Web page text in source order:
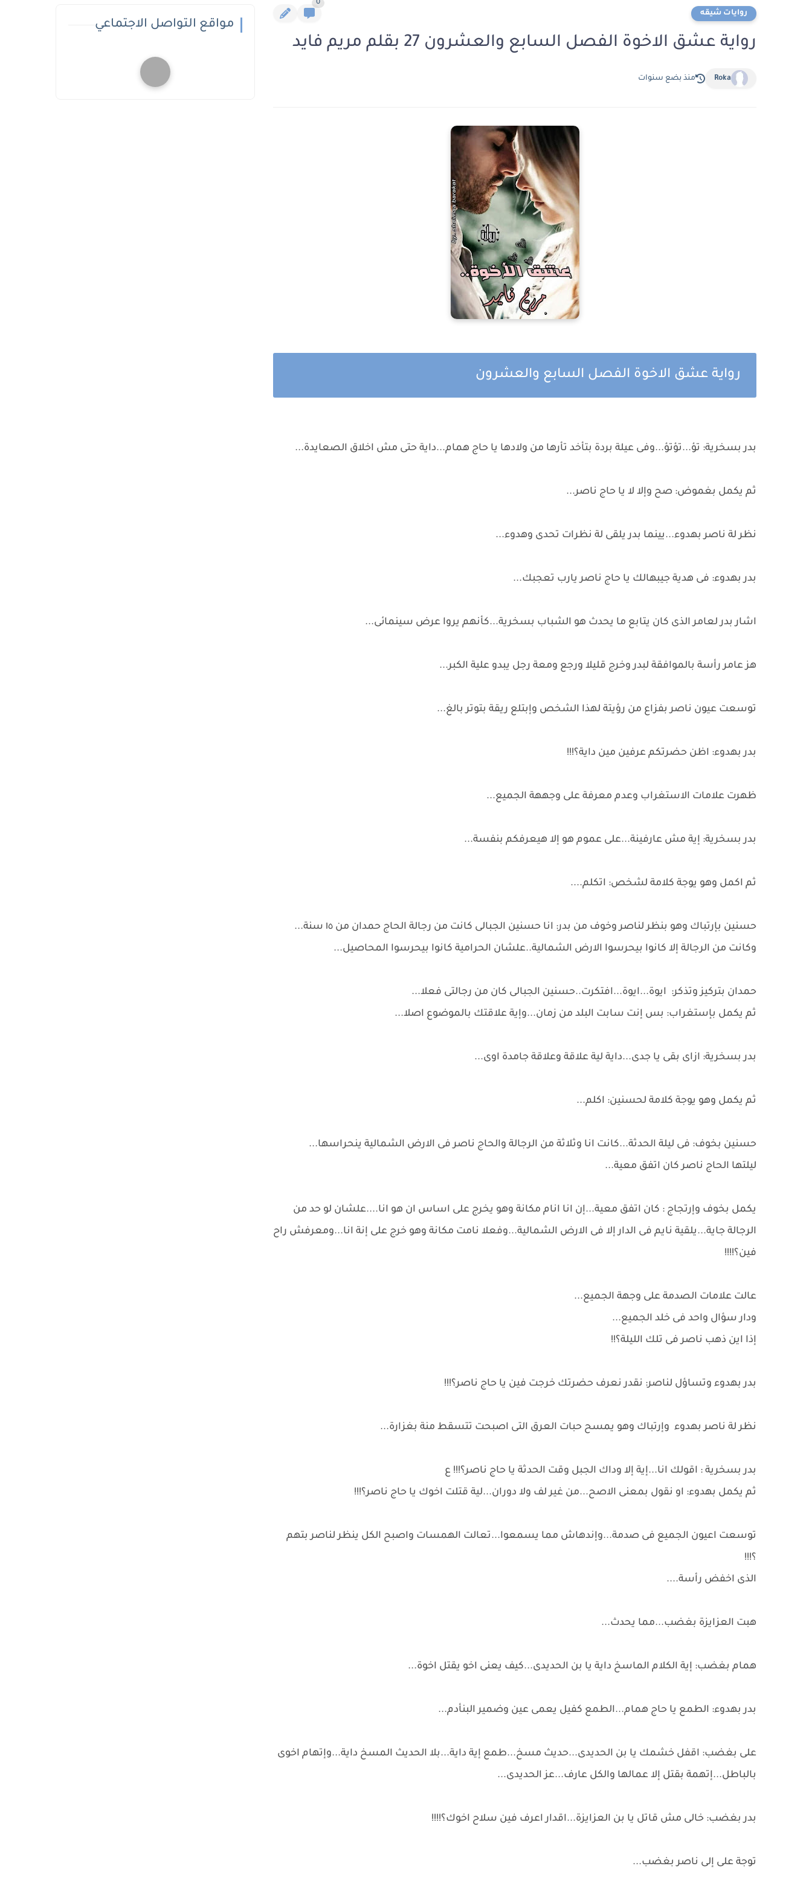
روايات شيقه
0
رواية عشق الاخوة الفصل السابع والعشرون 27 بقلم مريم فايد
Roka منذ بضع سنوات
رواية عشق الاخوة الفصل السابع والعشرون
بدر بسخرية: تؤ...تؤتؤ...وفى عيلة بردة بتأخد تأرها من ولادها يا حاج همام...داية حتى مش اخلاق الصعايدة...
ثم يكمل بغموض: صح وإلا لا يا حاج ناصر...
نظر لة ناصر بهدوء...يينما بدر يلقى لة نظرات تحدى وهدوء...
بدر بهدوء: فى هدية جيبهالك يا حاج ناصر يارب تعجبك...
اشار بدر لعامر الذى كان يتابع ما يحدث هو الشباب بسخرية...كأنهم يروا عرض سينمائى...
هز عامر رأسة بالموافقة لبدر وخرج قليلا ورجع ومعة رجل يبدو علية الكبر...
توسعت عيون ناصر بفزاع من رؤيتة لهذا الشخص وإبتلع ريقة بتوتر بالغ...
بدر بهدوء: اظن حضرتكم عرفين مين داية؟!!!
ظهرت علامات الاستغراب وعدم معرفة على وجههة الجميع...
بدر بسخرية: إية مش عارفينة...على عموم هو إلا هيعرفكم بنفسة...
ثم اكمل وهو يوجة كلامة لشخص: اتكلم....
حسنين بإرتباك وهو بنظر لناصر وخوف من بدر: انا حسنين الجبالى كانت من رجالة الحاج حمدان من ١٥ سنة...
وكانت من الرجالة إلا كانوا بيحرسوا الارض الشمالية..علشان الحرامية كانوا بيحرسوا المحاصيل...
حمدان بتركيز وتذكر: ايوة...ايوة...افتكرت..حسنين الجبالى كان من رجالتى فعلا...
ثم يكمل بإستغراب: بس إنت سابت البلد من زمان...وإية علاقتك بالموضوع اصلا...
بدر بسخرية: ازاى بقى يا جدى...داية لية علاقة وعلاقة جامدة اوى...
ثم يكمل وهو يوجة كلامة لحسنين: اكلم...
حسنين بخوف: فى ليلة الحدثة...كانت انا وثلاثة من الرجالة والحاج ناصر فى الارض الشمالية ينحراسها...
ليلتها الحاج ناصر كان اتفق معية...
يكمل بخوف وإرتجاج : كان اتفق معية...إن انا انام مكانة وهو يخرج على اساس ان هو انا....علشان لو حد من
الرجالة جاية...يلقية نايم فى الدار إلا فى الارض الشمالية...وفعلا نامت مكانة وهو خرج على إنة انا...ومعرفش راح
فين؟!!!!
عالت علامات الصدمة على وجهة الجميع...
ودار سؤال واحد فى خلد الجميع...
إذا اين ذهب ناصر فى تلك الليلة؟!!
بدر بهدوء وتساؤل لناصر: نقدر نعرف حضرتك خرجت فين يا حاج ناصر؟!!!
نظر لة ناصر بهدوء وإرتباك وهو يمسح حبات العرق التى اصبحت تتسقط منة بغزارة...
بدر بسخرية : اقولك انا...إية إلا وداك الجبل وقت الحدثة يا حاج ناصر؟!!! ع
ثم يكمل بهدوء: او نقول بمعنى الاصح...من غير لف ولا دوران...لية قتلت اخوك يا حاج ناصر؟!!!
توسعت اعيون الجميع فى صدمة...وإندهاش مما يسمعوا...تعالت الهمسات واصبح الكل ينظر لناصر بتهم
؟!!!
الذى اخفض رأسة....
هبت العزايزة بغضب...مما يحدث...
همام بغضب: إية الكلام الماسخ داية يا بن الحديدى...كيف يعنى اخو يقتل اخوة...
بدر بهدوء: الطمع يا حاج همام...الطمع كفيل يعمى عين وضمير البنأدم...
على بغضب: اقفل خشمك يا بن الحديدى...حديث مسخ...طمع إية داية...بلا الحديث المسخ داية...وإتهام اخوى
بالباطل...إتهمة بقتل إلا عمالها والكل عارف...عز الحديدى...
بدر بغضب: خالى مش قاتل يا بن العزايزة...اقدار اعرف فين سلاح اخوك؟!!!!
توجة على إلى ناصر بغضب...
مواقع التواصل الاجتماعي